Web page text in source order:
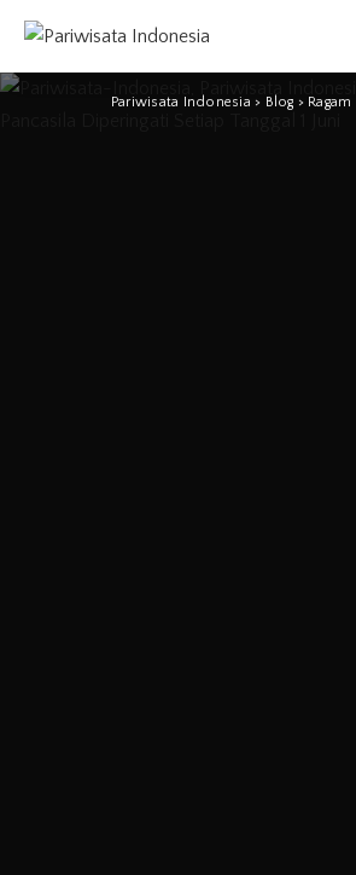
Pariwisata Indonesia > Blog > Ragam